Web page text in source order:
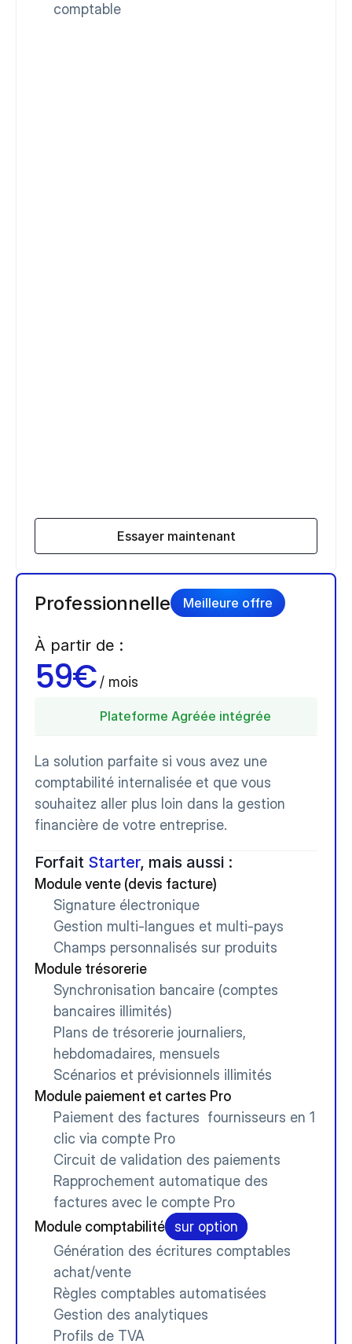
comptable
Essayer maintenant
Professionnelle Meilleure offre
À partir de :
59€ / mois
Plateforme Agréée intégrée
La solution parfaite si vous avez une
comptabilité internalisée et que vous
souhaitez aller plus loin dans la gestion
financière de votre entreprise.
Forfait Starter, mais aussi :
Module trésorerie
Synchronisation bancaire (comptes
bancaires illimités)
Plans de trésorerie journaliers,
hebdomadaires, mensuels
Scénarios et prévisionnels illimités
Module vente (devis facture)
Champs personnalisés sur produits
Signature électronique
Gestion multi-langues et multi-pays
Module paiement et cartes Pro
Paiement des factures  fournisseurs en 1
clic via compte Pro
Circuit de validation des paiements
Rapprochement automatique des
factures avec le compte Pro
sur option
Module comptabilité
Règles comptables automatisées
Gestion des analytiques
Profils de TVA
Génération des écritures comptables
achat/vente